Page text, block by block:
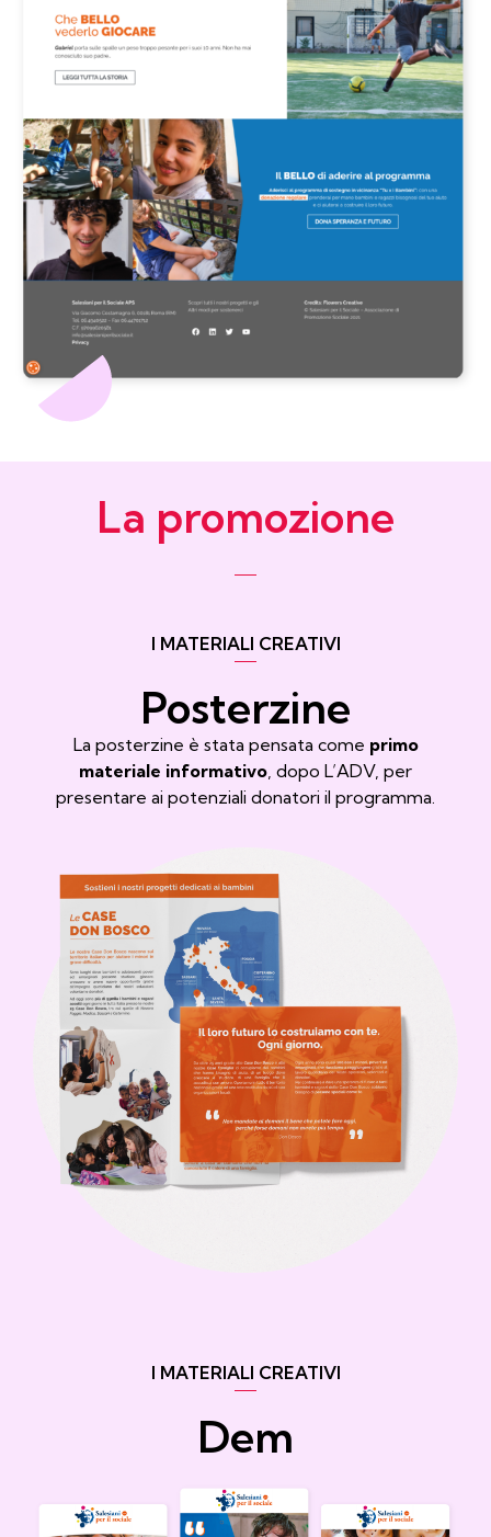
La promozione
I MATERIALI CREATIVI
Posterzine
La posterzine è stata pensata come primo
materiale informativo , dopo L’ADV, per
presentare ai potenziali donatori il programma.
I MATERIALI CREATIVI
Dem